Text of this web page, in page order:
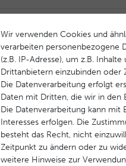
Wir verwenden Cookies und
verarbeiten personenbezogene
(z.B. IP-Adresse), um z.B.
Drittanbietern einzubinden oder
Die Datenverarbeitung erfolgt
Daten mit Dritten, die wir in den
Die Datenverarbeitung kann mit
Interesses erfolgen. Die
besteht das Recht, nicht
Zeitpunkt zu ändern oder zu
weitere Hinweise zur